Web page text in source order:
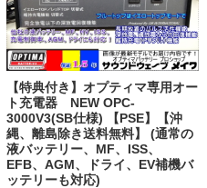
【特典付き】オプティマ専用オー
ト充電器 NEW OPC-
3000V3(SB仕様) 【PSE】【沖
縄、離島除き送料無料】 (通常の
液バッテリー、MF、ISS、
EFB、AGM、ドライ、EV補機バ
ッテリーも対応)